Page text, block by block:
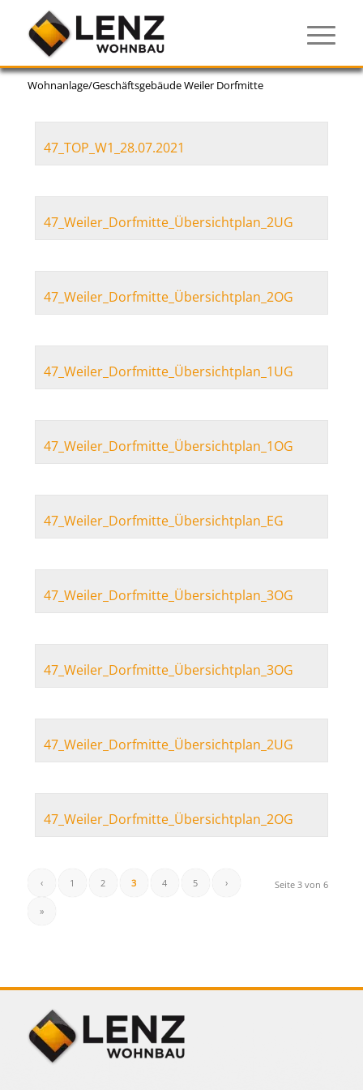
Wohnanlage/Geschäftsgebäude Weiler Dorfmitte
47_TOP_W1_28.07.2021
47_Weiler_Dorfmitte_Übersichtplan_2UG
47_Weiler_Dorfmitte_Übersichtplan_2OG
47_Weiler_Dorfmitte_Übersichtplan_1UG
47_Weiler_Dorfmitte_Übersichtplan_1OG
47_Weiler_Dorfmitte_Übersichtplan_EG
47_Weiler_Dorfmitte_Übersichtplan_3OG
47_Weiler_Dorfmitte_Übersichtplan_3OG
47_Weiler_Dorfmitte_Übersichtplan_2UG
47_Weiler_Dorfmitte_Übersichtplan_2OG
Seite 3 von 6
‹ 1 2 3 4 5 ›
»